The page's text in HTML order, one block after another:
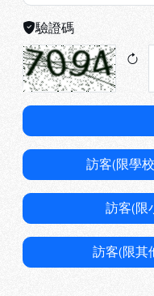
驗證碼
訪客(限學
訪客(限
訪客(限其